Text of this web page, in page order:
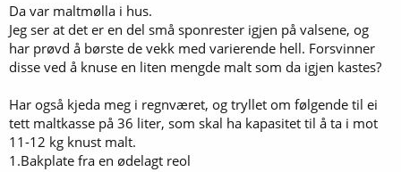
Da var maltmølla i hus.
Jeg ser at det er en del små sponrester igjen på valsene, og
har prøvd å børste de vekk med varierende hell. Forsvinner
disse ved å knuse en liten mengde malt som da igjen kastes?
Har også kjeda meg i regnværet, og tryllet om følgende til ei
tett maltkasse på 36 liter, som skal ha kapasitet til å ta i mot
11-12 kg knust malt.
1.Bakplate fra en ødelagt reol